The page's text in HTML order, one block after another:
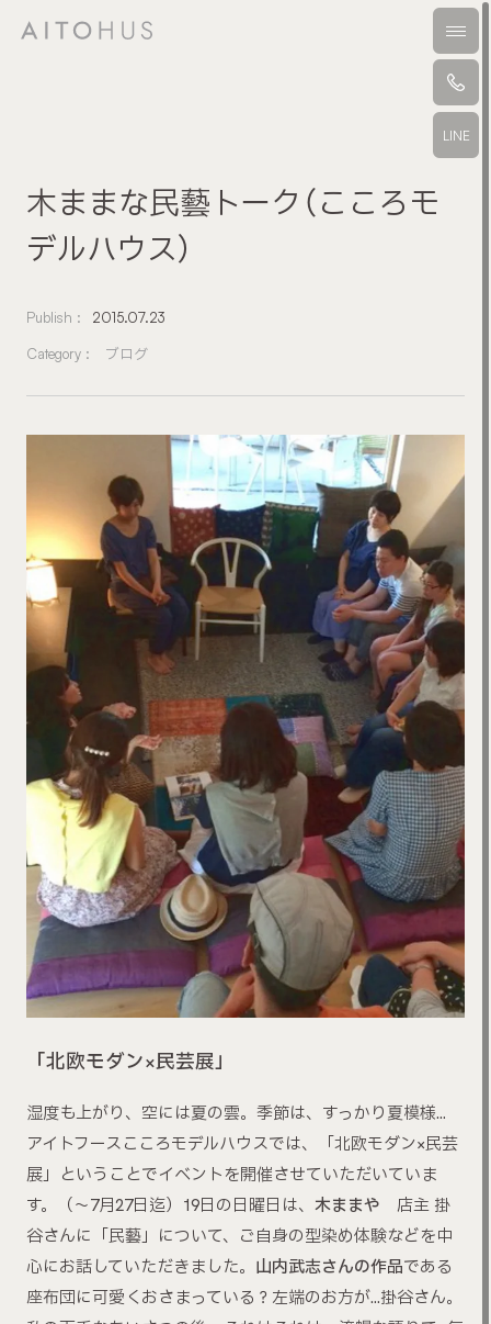
メ
LINE
木ままな民藝トーク（こころモ
デルハウス）
Publish : 2015.07.23
Category : ブログ
「北欧モダン×民芸展」
湿度も上がり、空には夏の雲。季節は、すっかり夏模様…
アイトフースこころモデルハウスでは、「北欧モダン×民芸
展」ということでイベントを開催させていただいていま
す。（～7月27日迄）19日の日曜日は、 木ままや 店主 掛
谷さんに「民藝」について、ご自身の型染め体験などを中
心にお話していただきました。 山内武志さんの作品である
座布団に可愛くおさまっている？左端のお方が…掛谷さん。